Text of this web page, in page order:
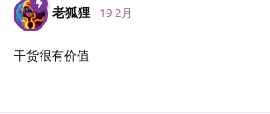
老狐狸 19 2月
干货很有价值